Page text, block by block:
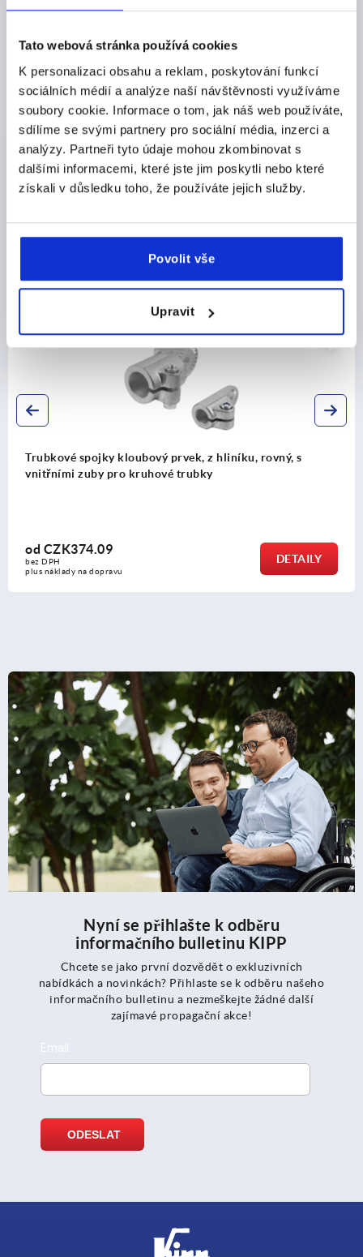
Tato webová stránka používá cookies
K personalizaci obsahu a reklam, poskytování funkcí
sociálních médií a analýze naší návštěvnosti využíváme
soubory cookie. Informace o tom, jak náš web používáte,
sdílíme se svými partnery pro sociální média, inzerci a
analýzy. Partneři tyto údaje mohou zkombinovat s
dalšími informacemi, které jste jim poskytli nebo které
získali v důsledku toho, že používáte jejich služby.
Povolit vše
Upravit
DETAILY O VÝROBKU
CAD
STAŽENÍ
Ostatní zákazníci také zakoupili
NOVINKY
rovný, s
DETAILY
K0486
Trubkové spojky kloubový prvek,
vnitřním ozubením pro kruhové
plus náklady na dopravu
Nyní se přihlašte k odběru
informačního bulletinu KIPP
Chcete se jako první dozvědět o exkluzivních
nabídkách a novinkách? Přihlaste se k odběru našeho
informačního bulletinu a nezmeškejte žádné další
zajímavé propagační akce!